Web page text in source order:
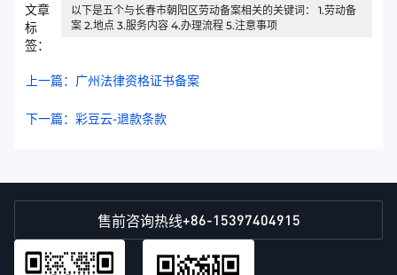
文章
标
签：
以下是五个与长春市朝阳区劳动备案相关的关键词： 1.劳动备
案 2.地点 3.服务内容 4.办理流程 5.注意事项
上一篇：广州法律资格证书备案
下一篇：彩豆云-退款条款
售前咨询热线+86-15397404915